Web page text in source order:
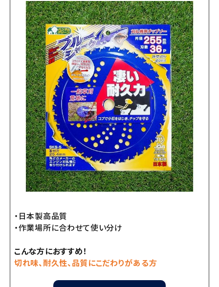
・日本製高品質
・作業場所に合わせて使い分け
こんな方におすすめ！
切れ味、耐久性、品質にこだわりがある方